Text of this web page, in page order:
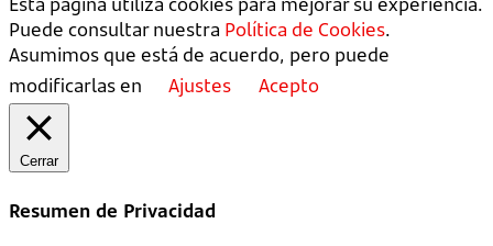
Puede consultar nuestra Política de Cookies.
Asumimos que está de acuerdo, pero puede
modificarlas en
Ajustes Acepto
Cerrar
Resumen de Privacidad